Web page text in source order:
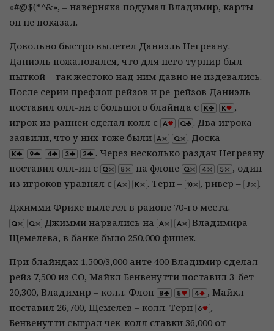
«#@$(*^&», – наверняка подумал Владимир, карты
он не показал.
Довольно быстро вылетел Даниэль Негреану.
Даниэль пожаловался, что для него турнир был
пыткой – так жестоко над ним давно не издевались.
После серии префлоп рейзов и ре-рейзов Даниэль
поставил олл-ин с большого блайнда с
,
игрок из ранней сделал колл с
. Два игрока
заявили, что у них тоже были
. Доска
. Через несколько раздач Негреану
поставил олл-ин с
на флопе
, один
из игроков уравнял с
. Терн – , ривер –
.
Джимми Фрике вылетел в районе 70-го места.
Джимми нарвались на
Владимира
Щемелева, в банке было 250,000 фишек.
При блайндах 1,500/3,000 анте 400 Владимир сделал
рейз 7,500 из СО, Майкл Бенвенутти поставил 3-бет
20,300, Владимир – колл. Флоп
, Майкл
поставил 26,700, Щемелев – колл. Терн
,
Бенвенутти сыграл чек-колл ставки 36,000 от